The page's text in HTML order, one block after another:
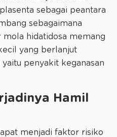
sebagai peantara
sebagaimana
mola hidatidosa memang
yang berlanjut
penyakit keganasan
Hamil
menjadi faktor risiko